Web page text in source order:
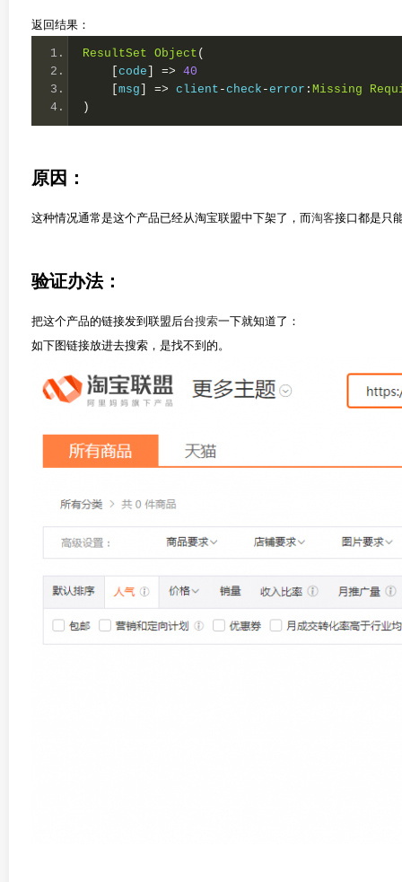
返回结果：
ResultSet Object (
code => 40
msg => client -check -error : Missing
)
原因：
这种情况通常是这个产品已经从淘宝联盟中下架了，而淘客接口都是只
验证办法：
把这个产品的链接发到联盟后台搜索一下就知道了：
如下图链接放进去搜索，是找不到的。